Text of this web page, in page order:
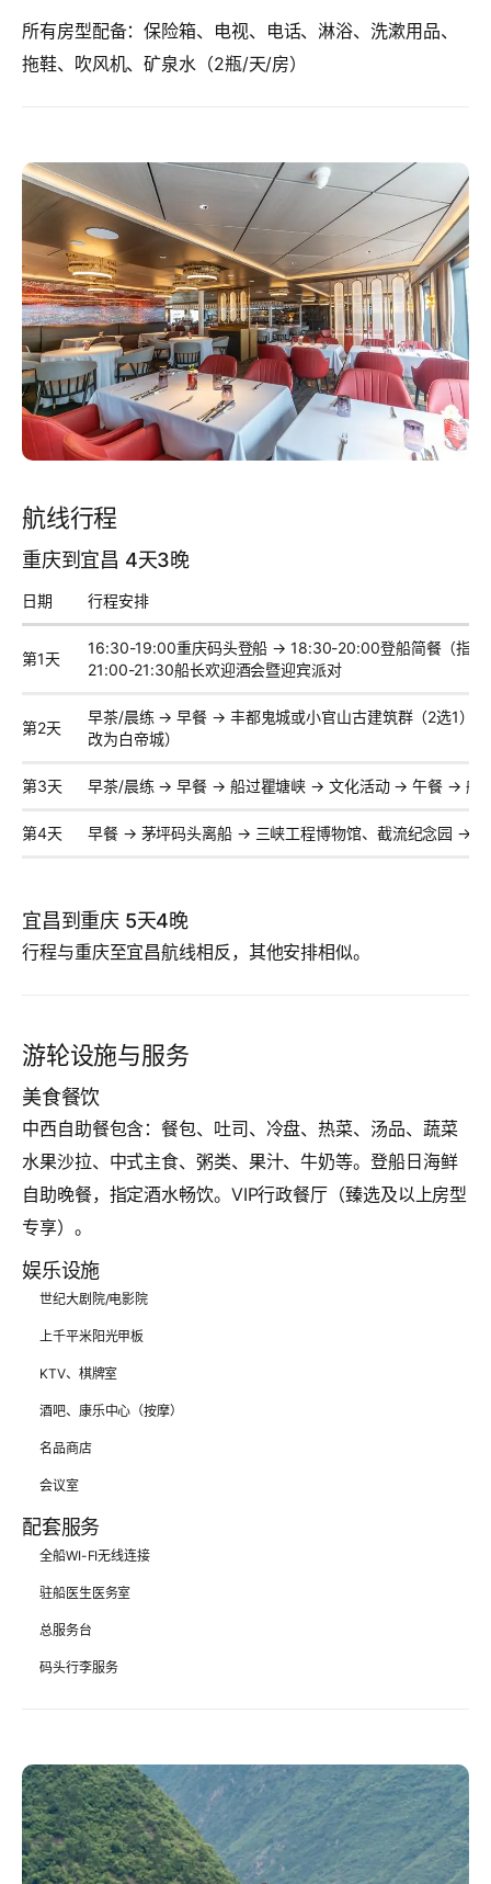
所有房型配备：保险箱、电视、电话、淋浴、洗漱用品、
拖鞋、吹风机、矿泉水（2瓶/天/房）
航线行程
重庆到宜昌 4天3晚
日期 行程安排
第1天
16:30-19:00重庆码头登船 → 18:30-20:00登船简餐（指
21:00-21:30船长欢迎酒会暨迎宾派对
第2天
早茶/晨练 → 早餐 → 丰都鬼城或小官山古建筑群（2选1
改为白帝城）
第3天 早茶/晨练 → 早餐 → 船过瞿塘峡 → 文化活动 → 午餐 → 船
第4天 早餐 → 茅坪码头离船 → 三峡工程博物馆、截流纪念园 →
宜昌到重庆 5天4晚
行程与重庆至宜昌航线相反，其他安排相似。
游轮设施与服务
美食餐饮
中西自助餐包含：餐包、吐司、冷盘、热菜、汤品、蔬菜
水果沙拉、中式主食、粥类、果汁、牛奶等。登船日海鲜
自助晚餐，指定酒水畅饮。VIP行政餐厅（臻选及以上房型
专享）。
娱乐设施
世纪大剧院/电影院
上千平米阳光甲板
KTV、棋牌室
酒吧、康乐中心（按摩）
名品商店
会议室
配套服务
全船WI-FI无线连接
驻船医生医务室
总服务台
码头行李服务